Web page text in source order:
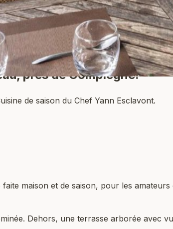
, près de Compiègne.
de saison du Chef Yann Esclavont.
maison et de saison, pour les
Dehors, une terrasse arborée avec